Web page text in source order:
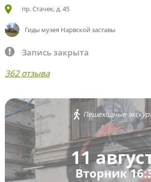
пр. Стачек, д. 45
Гиды музея Нарвской заставы
Запись закрыта
362 отзыва
Пешеходные
11
Вторник